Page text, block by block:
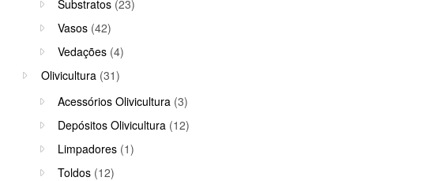
Substratos (23)
Vasos (42)
Vedações (4)
Olivicultura (31)
Acessórios Olivicultura (3)
Depósitos Olivicultura (12)
Limpadores (1)
Toldos (12)